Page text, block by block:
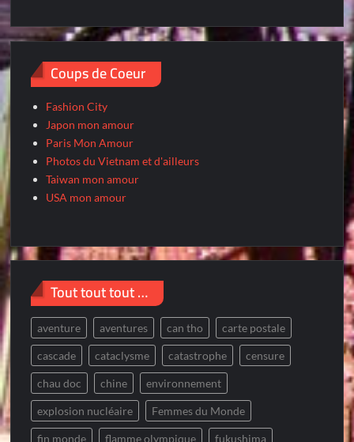
Coups de Coeur
Fashion City
Japon mon amour
Paris Mon Amour
Photos du Vietnam et d'ailleurs
Taiwan mon amour
USA mon amour
Tout tout tout …
aventure aventures can tho carte postale
cascade cataclysme catastrophe censure
chau doc chine environnement
explosion nucléaire Femmes du Monde
fin monde flamme olympique fukushima